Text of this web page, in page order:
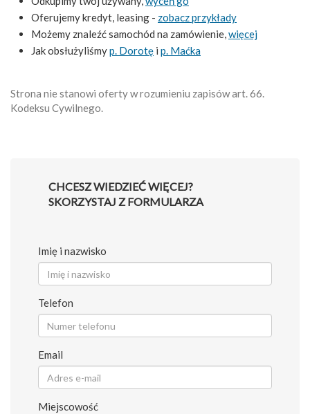
Oferujemy kredyt, leasing - zobacz przykłady
Możemy znaleźć samochód na zamówienie,więcej
Jak obsłużyliśmyp. Dorotę i p. Maćka
Strona nie stanowi oferty w rozumieniu zapisów art. 66.
Kodeksu Cywilnego.
CHCESZ WIEDZIEĆ WIĘCEJ?
SKORZYSTAJ Z FORMULARZA
Imię i nazwisko
Telefon
Email
Miejscowość